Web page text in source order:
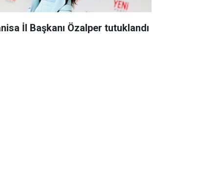
İl Başkanı Özalper tutuklandı